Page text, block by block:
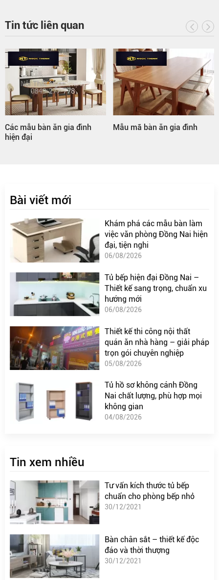
Tin tức liên quan
Các mẫu bàn ăn gia đình
hiện đại
Mẫu mã bàn ăn gia đình
Bài viết mới
Khám phá các mẫu bàn làm
việc văn phòng Đồng Nai hiện
đại, tiện nghi
06/08/2026
Tủ bếp hiện đại Đồng Nai –
Thiết kế sang trọng, chuẩn xu
hướng mới
06/08/2026
Thiết kế thi công nội thất
quán ăn nhà hàng – giải pháp
trọn gói chuyên nghiệp
05/08/2026
Tủ hồ sơ không cánh Đồng
Nai chất lượng, phù hợp mọi
không gian
04/08/2026
Tin xem nhiều
Tư vấn kích thước tủ bếp
chuẩn cho phòng bếp nhỏ
30/12/2021
Bàn chân sắt – thiết kế độc
đáo và thời thượng
30/12/2021